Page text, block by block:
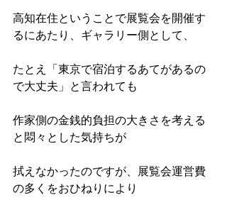
高知在住ということで展覧会を開催す
るにあたり、ギャラリー側として、
たとえ「東京で宿泊するあてがあるの
で大丈夫」と言われても
作家側の金銭的負担の大きさを考える
と悶々とした気持ちが
拭えなかったのですが、展覧会運営費
の多くをおひねりにより